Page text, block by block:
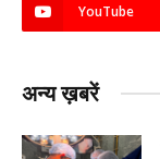
YouTube
अन्य ख़बरें